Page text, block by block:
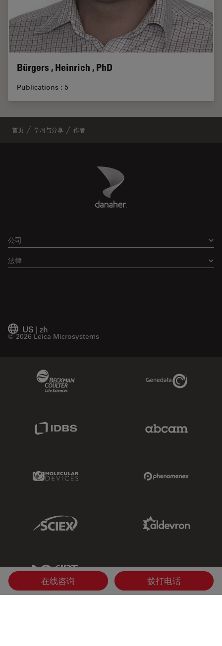
Bürgers , Heinrich , PhD
Publications : 5
首页 学习与分享 作者
Danaher Logo
公司
法律
US | zh
© 2026 Leica Microsystems
Genedata Link
Molecular Devices Link
Sciex Link
IDT Link
在线咨询 拨打电话